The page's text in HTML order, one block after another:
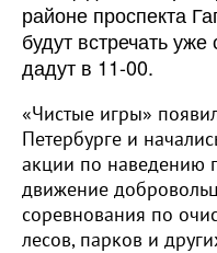
районе проспекта
будут встречать
дадут в 11-00.
«Чистые игры»
Петербурге и
акции по наведению
движение
соревнования по
лесов, парков и